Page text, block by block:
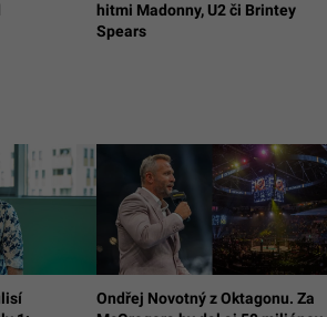
hitmi Madonny, U2 či Brintey
Spears
Ondřej Novotný z Oktagonu. Za